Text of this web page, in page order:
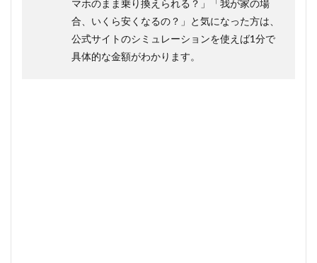
マホのまま乗り換えられる？」「我が家の場
合、いくら安くなるの？」と気になった方は、
公式サイトのシミュレーションを使えば1分で
具体的な金額がわかります。